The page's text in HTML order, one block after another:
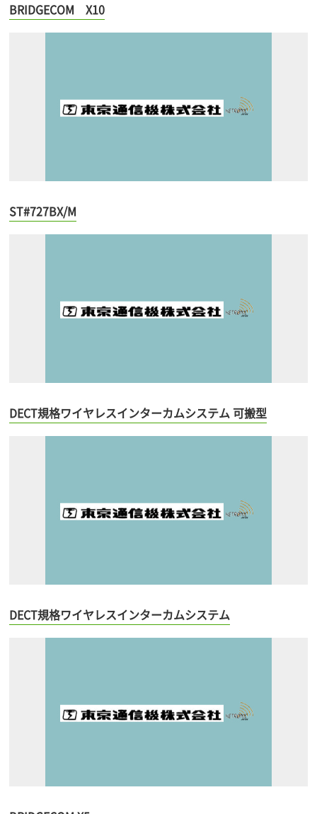
BRIDGECOM X10
ST#727BX/M
DECT規格ワイヤレスインターカムシステム 可搬型
DECT規格ワイヤレスインターカムシステム